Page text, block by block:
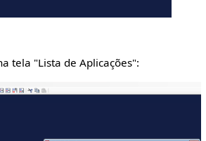
tela "Lista de Aplicações":